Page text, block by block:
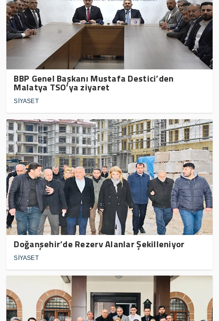
BBP Genel Başkanı Mustafa Destici’den
Malatya TSO’ya ziyaret
SİYASET
Doğanşehir’de Rezerv Alanlar Şekilleniyor
SİYASET